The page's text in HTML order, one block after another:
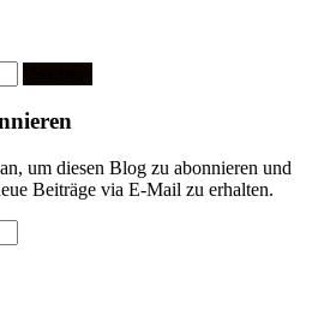
um diesen Blog zu abonnieren und
Beiträge via E-Mail zu erhalten.